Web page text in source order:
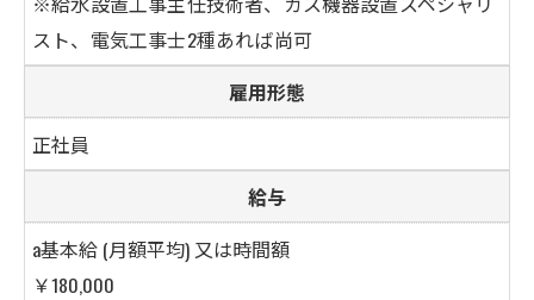
スト、電気工事士2種あれば尚可
雇用形態
正社員
給与
a基本給 (月額平均) 又は時間額
￥180,000